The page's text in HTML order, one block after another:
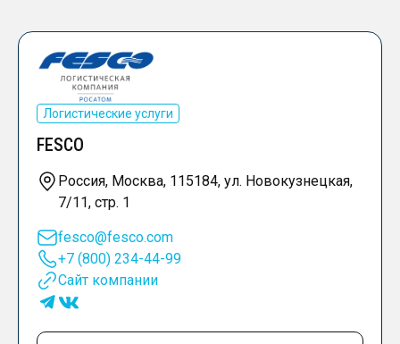
Логистические услуги
FESCO
Россия, Москва, 115184, ул. Новокузнецкая,
7/11, стр. 1
fesco@fesco.com
+7 (800) 234-44-99
Сайт компании